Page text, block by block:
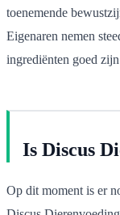
toenemende
Eigenaren nemen
ingrediënten goed
Is Discus
Op dit moment is er